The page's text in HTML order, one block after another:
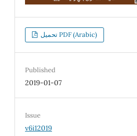
تحميل PDF (Arabic)
Published
2019-01-07
Issue
v6i12019